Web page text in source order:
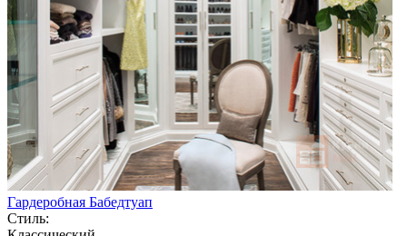
Гардеробная Бабедтуап
Стиль: